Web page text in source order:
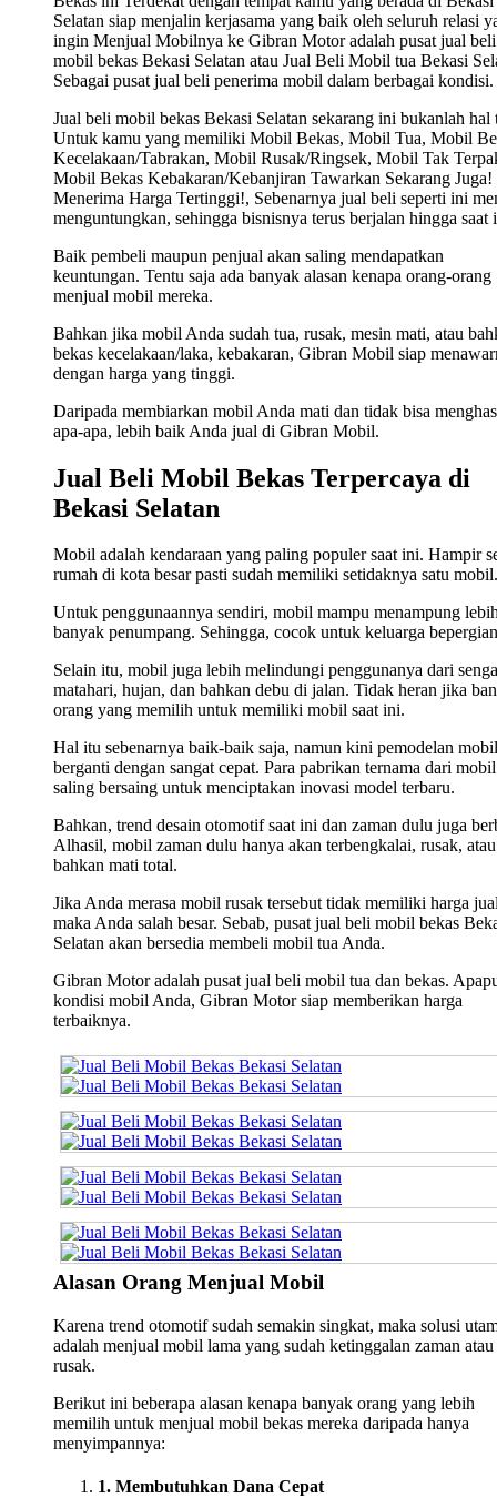
Selatan siap menjalin kerjasama yang baik oleh seluruh relasi
ingin Menjual Mobilnya ke Gibran Motor adalah pusat jual beli
mobil bekas Bekasi Selatan atau Jual Beli Mobil tua Bekasi
Sebagai pusat jual beli penerima mobil dalam berbagai kondisi.
Jual beli mobil bekas Bekasi Selatan sekarang ini bukanlah hal
Untuk kamu yang memiliki Mobil Bekas, Mobil Tua, Mobil
Kecelakaan/Tabrakan, Mobil Rusak/Ringsek, Mobil Tak
Mobil Bekas Kebakaran/Kebanjiran Tawarkan Sekarang Juga!
Menerima Harga Tertinggi!, Sebenarnya jual beli seperti ini
menguntungkan, sehingga bisnisnya terus berjalan hingga saat
Baik pembeli maupun penjual akan saling mendapatkan
keuntungan. Tentu saja ada banyak alasan kenapa orang-orang
menjual mobil mereka.
Bahkan jika mobil Anda sudah tua, rusak, mesin mati, atau
bekas kecelakaan/laka, kebakaran, Gibran Mobil siap
dengan harga yang tinggi.
Daripada membiarkan mobil Anda mati dan tidak bisa
apa-apa, lebih baik Anda jual di Gibran Mobil.
Jual Beli Mobil Bekas Terpercaya di
Bekasi Selatan
Mobil adalah kendaraan yang paling populer saat ini. Hampir
rumah di kota besar pasti sudah memiliki setidaknya satu mobil.
Untuk penggunaannya sendiri, mobil mampu menampung
banyak penumpang. Sehingga, cocok untuk keluarga
Selain itu, mobil juga lebih melindungi penggunanya dari
matahari, hujan, dan bahkan debu di jalan. Tidak heran jika
orang yang memilih untuk memiliki mobil saat ini.
Hal itu sebenarnya baik-baik saja, namun kini pemodelan mobil
berganti dengan sangat cepat. Para pabrikan ternama dari
saling bersaing untuk menciptakan inovasi model terbaru.
Bahkan, trend desain otomotif saat ini dan zaman dulu juga
Alhasil, mobil zaman dulu hanya akan terbengkalai, rusak, atau
bahkan mati total.
Jika Anda merasa mobil rusak tersebut tidak memiliki harga
maka Anda salah besar. Sebab, pusat jual beli mobil bekas
Selatan akan bersedia membeli mobil tua Anda.
Gibran Motor adalah pusat jual beli mobil tua dan bekas.
kondisi mobil Anda, Gibran Motor siap memberikan harga
terbaiknya.
Alasan Orang Menjual Mobil
Karena trend otomotif sudah semakin singkat, maka solusi
adalah menjual mobil lama yang sudah ketinggalan zaman atau
rusak.
Berikut ini beberapa alasan kenapa banyak orang yang lebih
memilih untuk menjual mobil bekas mereka daripada hanya
menyimpannya:
1. Membutuhkan Dana Cepat